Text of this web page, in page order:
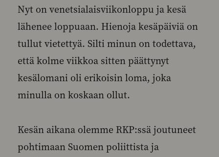
Nyt on venetsialaisviikonloppu ja kesä
lähenee loppuaan. Hienoja kesäpäiviä on
tullut vietettyä. Silti minun on todettava,
että kolme viikkoa sitten päättynyt
kesälomani oli erikoisin loma, joka
minulla on koskaan ollut.
Kesän aikana olemme RKP:ssä joutuneet
pohtimaan Suomen poliittista ja